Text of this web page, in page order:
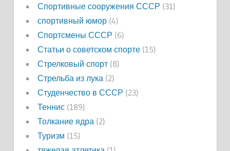
Спортивные сооружения СССР (31)
спортивный юмор(4)
Спортсмены СССР (6)
Статьи о советском спорте(15)
Стрелковый спорт(8)
Стрельба из лука (2)
Студенчество в СССР (23)
Теннис(189)
Толкание ядра (2)
Туризм (15)